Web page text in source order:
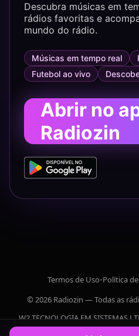
Descubra músicas em
rádios favoritas e
mundo do rádio.
Músicas em tempo real
Futebol ao vivo
Abrir no
Radiozin
Termos de Uso•Política
© 2026 Radiozin — Todas as
W2 TECNOLOGIA EM SISTEMAS